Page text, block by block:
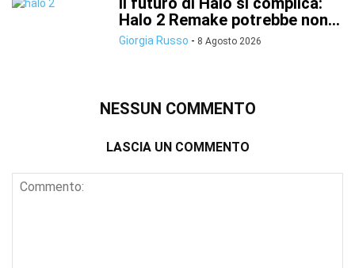
Halo 2 Remake potrebbe non...
Giorgia Russo - 8 Agosto 2026
NESSUN COMMENTO
LASCIA UN COMMENTO